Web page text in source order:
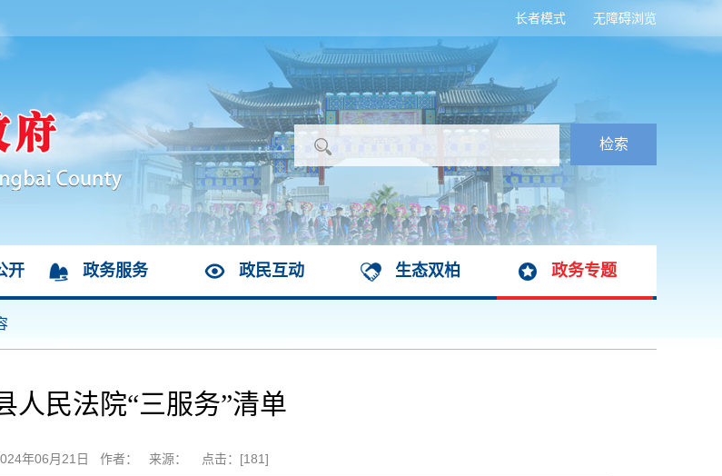
无障碍浏览
长者模式
开 政务服务 政民互动 生态双柏 政务专题
人民法院“三服务”清单
年06月21日 作者： 来源： 点击：[181]